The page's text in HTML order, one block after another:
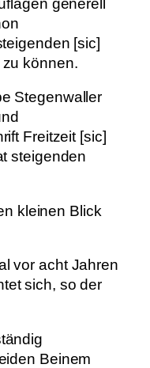
generell
[sic]
können.
Stegenwaller
Freitzeit [sic]
steigenden
kleinen Blick
vor acht Jahren
sich, so der
Beinem